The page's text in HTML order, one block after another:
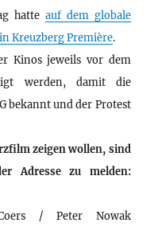
hatte auf dem globale
Kreuzberg Première.
Kinos jeweils vor dem
werden, damit die
bekannt und der Protest
zeigen wollen, sind
Adresse zu melden:
/ Peter Nowak